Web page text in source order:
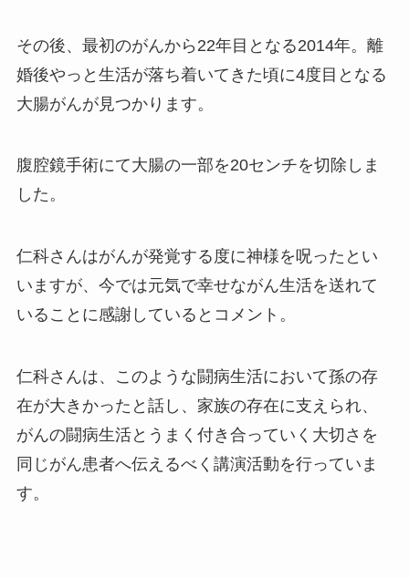
その後、最初のがんから22年目となる2014年。離
婚後やっと生活が落ち着いてきた頃に4度目となる
大腸がんが見つかります。
腹腔鏡手術にて大腸の一部を20センチを切除しま
した。
仁科さんはがんが発覚する度に神様を呪ったとい
いますが、今では元気で幸せながん生活を送れて
いることに感謝しているとコメント。
仁科さんは、このような闘病生活において孫の存
在が大きかったと話し、家族の存在に支えられ、
がんの闘病生活とうまく付き合っていく大切さを
同じがん患者へ伝えるべく講演活動を行っていま
す。